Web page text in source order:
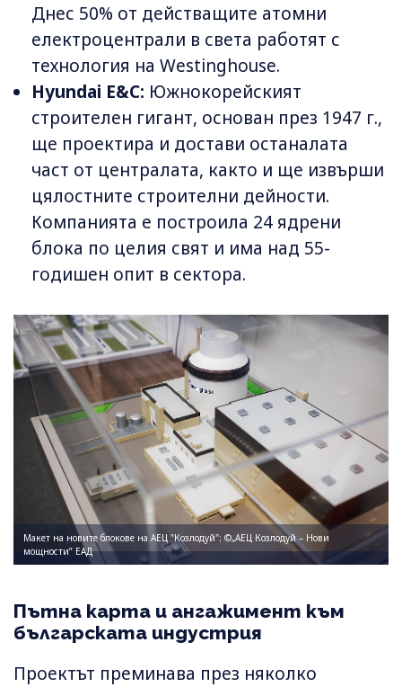
Днес 50% от действащите атомни
електроцентрали в света работят с
технология на Westinghouse.
Hyundai E&C: Южнокорейският
строителен гигант, основан през 1947 г.,
ще проектира и достави останалата
част от централата, както и ще извърши
цялостните строителни дейности.
Компанията е построила 24 ядрени
блока по целия свят и има над 55-
годишен опит в сектора.
Макет на новите блокове на АЕЦ "Козлодуй"; ©„АЕЦ Козлодуй – Нови
мощности” ЕАД
Пътна карта и ангажимент към
българската индустрия
Проектът преминава през няколко